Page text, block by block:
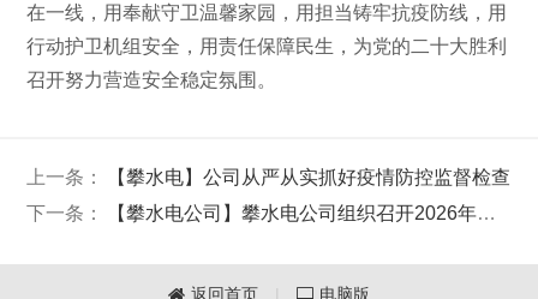
在一线，用奉献守卫温馨家园，用担当铸牢抗疫防线，用
行动护卫机组安全，用责任保障民生，为党的二十大胜利
召开努力营造安全稳定氛围。
上一条：
【攀水电】公司从严从实抓好疫情防控监督检查
下一条：
【攀水电公司】攀水电公司组织召开2026年二季度经济运行分析会
返回首页 电脑版